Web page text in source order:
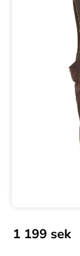
1 199 sek